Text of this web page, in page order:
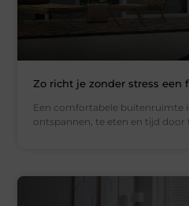
Zo richt je zonder stress
Een comfortabele buitenruimte
ontspannen, te eten en tijd